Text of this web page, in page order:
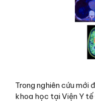
Trong nghiên cứu mới
khoa học tại Viện Y